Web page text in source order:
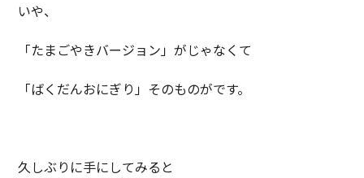
いや、
「たまごやきバージョン」がじゃなくて
「ばくだんおにぎり」そのものがです。
久しぶりに手にしてみると